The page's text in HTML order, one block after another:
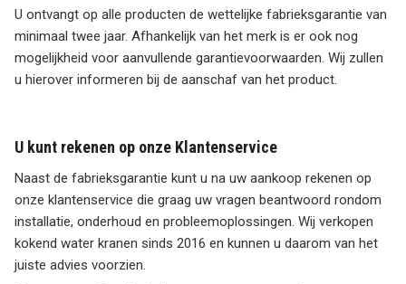
U ontvangt op alle producten de wettelijke fabrieksgarantie van
minimaal twee jaar. Afhankelijk van het merk is er ook nog
mogelijkheid voor aanvullende garantievoorwaarden. Wij zullen
u hierover informeren bij de aanschaf van het product.
U kunt rekenen op onze Klantenservice
Naast de fabrieksgarantie kunt u na uw aankoop rekenen op
onze klantenservice die graag uw vragen beantwoord rondom
installatie, onderhoud en probleemoplossingen. Wij verkopen
kokend water kranen sinds 2016 en kunnen u daarom van het
juiste advies voorzien.